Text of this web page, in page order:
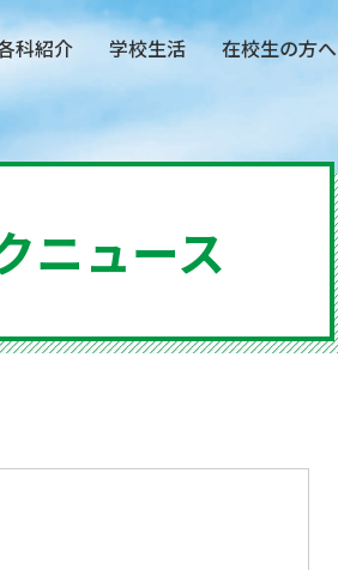
科紹介 学校生活 在校生の方へ
ニュース